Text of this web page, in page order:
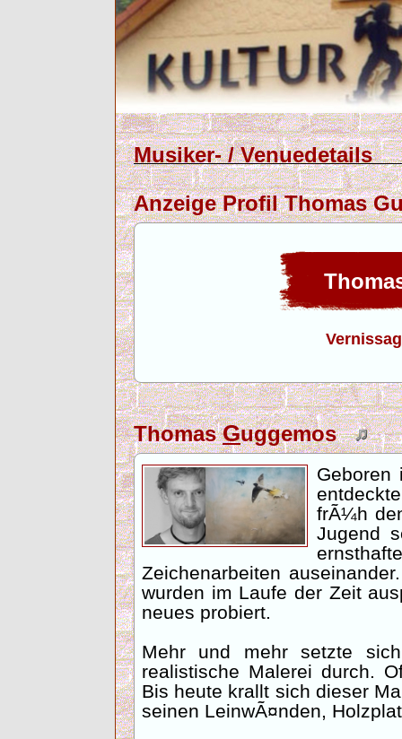
Musiker- / Venuedetails
Anzeige Profil Thomas
ThomasGuggemos
Geboren
frÃ¼h
Jugend
Zeichenarbeiten
wurden im Laufe der Zeit
neues probiert.
Mehr und mehr setzte
realistische Malerei durch.
Bis heute krallt sich dieser
seinen LeinwÃ¤nden,